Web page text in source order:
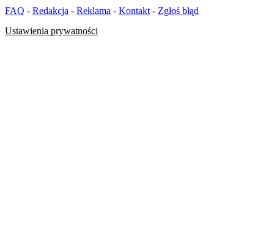
FAQ - Redakcja - Reklama - Kontakt - Zgłoś błąd
Ustawienia prywatności